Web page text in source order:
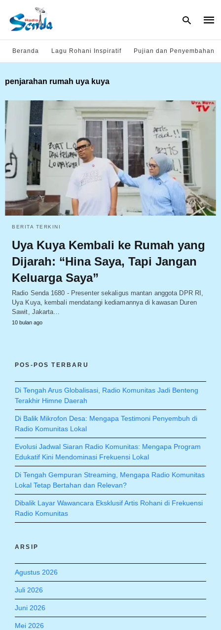
and
Beranda Lagu Rohani Inspiratif Pujian dan Penyembahan
penjarahan rumah uya kuya
BERITA TERKINI
Uya Kuya Kembali ke Rumah yang
Dijarah: “Hina Saya, Tapi Jangan
Keluarga Saya”
Radio Senda 1680 - Presenter sekaligus mantan anggota DPR RI,
Uya Kuya, kembali mendatangi kediamannya di kawasan Duren
Sawit, Jakarta…
10 bulan ago
POS-POS TERBARU
Di Tengah Arus Globalisasi, Radio Komunitas Jadi Benteng
Terakhir Himne Daerah
Di Balik Mikrofon Desa: Mengapa Testimoni Penyembuh di
Radio Komunitas Lokal
Evolusi Jadwal Siaran Radio Komunitas: Mengapa Program
Edukatif Kini Mendominasi Frekuensi Lokal
Di Tengah Gempuran Streaming, Mengapa Radio Komunitas
Lokal Tetap Bertahan dan Relevan?
Dibalik Layar Wawancara Eksklusif Artis Rohani di Frekuensi
Radio Komunitas
ARSIP
Agustus 2026
Juli 2026
Juni 2026
Mei 2026